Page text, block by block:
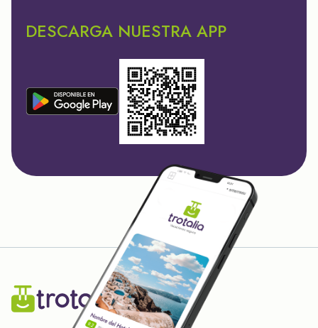
DESCARGA NUESTRA APP